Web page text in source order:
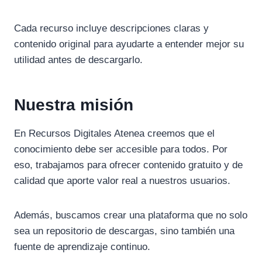
Cada recurso incluye descripciones claras y
contenido original para ayudarte a entender mejor su
utilidad antes de descargarlo.
Nuestra misión
En Recursos Digitales Atenea creemos que el
conocimiento debe ser accesible para todos. Por
eso, trabajamos para ofrecer contenido gratuito y de
calidad que aporte valor real a nuestros usuarios.
Además, buscamos crear una plataforma que no solo
sea un repositorio de descargas, sino también una
fuente de aprendizaje continuo.